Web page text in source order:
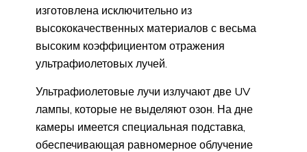
изготовлена исключительно из
высококачественных материалов с весьма
высоким коэффициентом отражения
ультрафиолетовых лучей.
Ультрафиолетовые лучи излучают две UV
лампы, которые не выделяют озон. На дне
камеры имеется специальная подставка,
обеспечивающая равномерное облучение